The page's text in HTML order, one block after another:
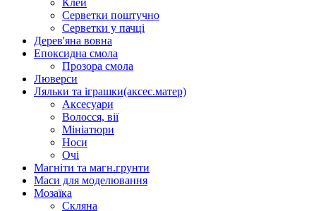
Клей
Серветки поштучно
Серветки у пачці
Дерев'яна вовна
Епоксидна смола
Прозора смола
Люверси
Ляльки та іграшки(аксес.матер)
Аксесуари
Волосся, вії
Мініатюри
Носи
Очі
Магніти та магн.грунти
Маси для моделювання
Мозаїка
Скляна